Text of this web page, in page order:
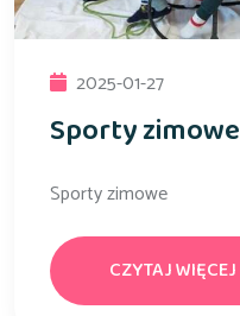
2025-01-27
Sporty zimowe
Sporty zimowe
CZYTAJ WIĘCEJ